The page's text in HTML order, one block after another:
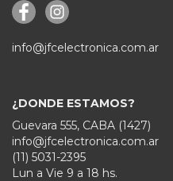
info@jfcelectronica.com.ar
¿DONDE ESTAMOS?
Guevara 555, CABA (1427)
info@jfcelectronica.com.ar
(11) 5031-2395
Lun a Vie 9 a 18 hs.